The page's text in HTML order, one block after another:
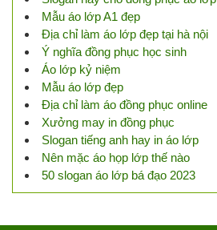
Mẫu áo lớp A1 đẹp
Địa chỉ làm áo lớp đẹp tại hà nội
Ý nghĩa đồng phục học sinh
Áo lớp kỷ niệm
Mẫu áo lớp đẹp
Địa chỉ làm áo đồng phục online
Xưởng may in đồng phục
Slogan tiếng anh hay in áo lớp
Nên mặc áo họp lớp thế nào
50 slogan áo lớp bá đạo 2023